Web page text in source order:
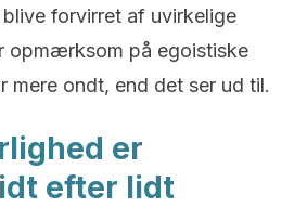
forvirret af uvirkelige
opmærksom på egoistiske
mere ondt, end det ser ud til.
er
efter lidt